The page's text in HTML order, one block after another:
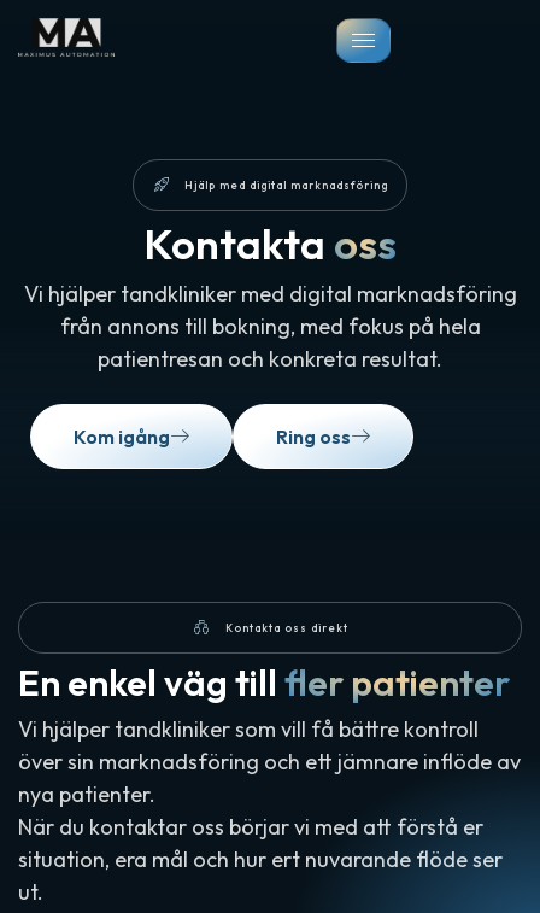
Hjälp med digital marknadsföring
Kontakta oss
Vi hjälper tandkliniker med digital marknadsföring
från annons till bokning, med fokus på hela
patientresan och konkreta resultat.
Kom igång Ring oss
Kontakta oss direkt
En enkel väg till fler patienter
Vi hjälper tandkliniker som vill få bättre kontroll
över sin marknadsföring och ett jämnare inflöde av
nya patienter.
När du kontaktar oss börjar vi med att förstå er
situation, era mål och hur ert nuvarande flöde ser
ut.